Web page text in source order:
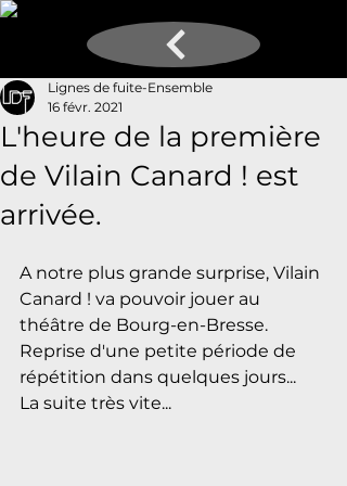
L'heure de la première
de Vilain Canard ! est
arrivée.
Lignes de fuite-Ensemble
16 févr. 2021
A notre plus grande surprise, Vilain
Canard ! va pouvoir jouer au
théâtre de Bourg-en-Bresse.
Reprise d'une petite période de
répétition dans quelques jours...
La suite très vite...